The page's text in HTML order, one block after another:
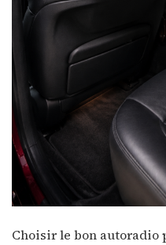
Choisir le bon autoradio